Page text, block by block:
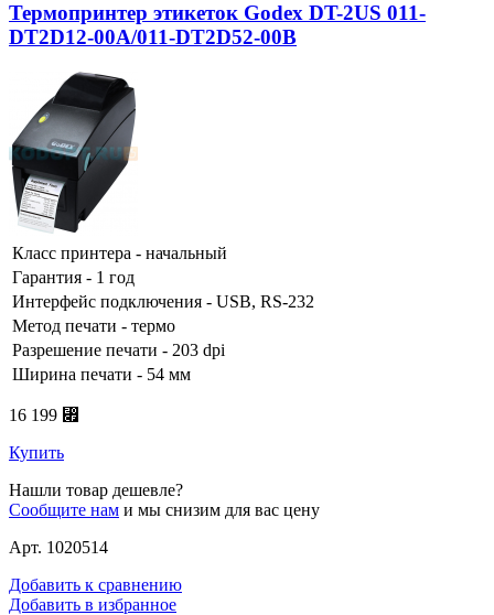
Термопринтер этикеток Godex DT-2US 011-
DT2D12-00A/011-DT2D52-00B
Класс принтера - начальный
Гарантия - 1 год
Интерфейс подключения - USB, RS-232
Метод печати - термо
Разрешение печати - 203 dpi
Ширина печати - 54 мм
16 199 ⃏
Купить
Нашли товар дешевле?
Сообщите нам и мы снизим для вас цену
Арт. 1020514
Добавить к сравнению
Добавить в избранное